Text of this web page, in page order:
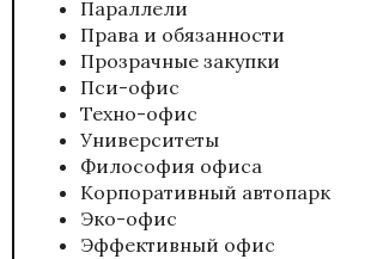
Параллели
Права и обязанности
Прозрачные закупки
Пси-офис
Техно-офис
Университеты
Философия офиса
Корпоративный автопарк
Эко-офис
Эффективный офис